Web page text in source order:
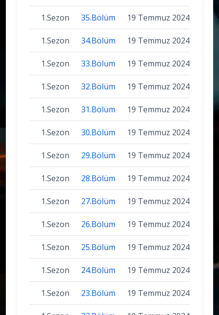
1.Sezon 35.Bölüm 19 Temmuz 2024
1.Sezon 34.Bölüm 19 Temmuz 2024
1.Sezon 33.Bölüm 19 Temmuz 2024
1.Sezon 32.Bölüm 19 Temmuz 2024
1.Sezon 31.Bölüm 19 Temmuz 2024
1.Sezon 30.Bölüm 19 Temmuz 2024
1.Sezon 29.Bölüm 19 Temmuz 2024
1.Sezon 28.Bölüm 19 Temmuz 2024
1.Sezon 27.Bölüm 19 Temmuz 2024
1.Sezon 26.Bölüm 19 Temmuz 2024
1.Sezon 25.Bölüm 19 Temmuz 2024
1.Sezon 24.Bölüm 19 Temmuz 2024
1.Sezon 23.Bölüm 19 Temmuz 2024